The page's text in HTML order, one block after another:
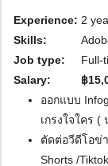
Experience:
2
Skills:
Job type:
Salary:
฿
ออกแบบ Infographic, Artwork, Photoshop แบบชิวๆ ไม่ต้อง
เกรงใจใคร (
ตัดต่อวีดีโอข่
Shorts /